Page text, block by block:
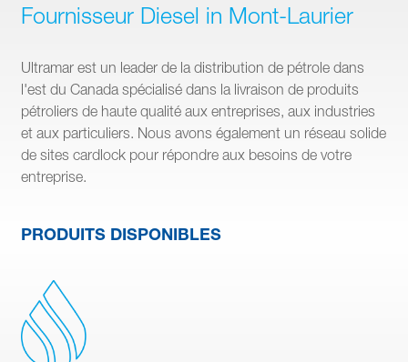
Fournisseur Diesel in Mont-Laurier
Ultramar est un leader de la distribution de pétrole dans
l'est du Canada spécialisé dans la livraison de produits
pétroliers de haute qualité aux entreprises, aux industries
et aux particuliers. Nous avons également un réseau solide
de sites cardlock pour répondre aux besoins de votre
entreprise.
PRODUITS DISPONIBLES